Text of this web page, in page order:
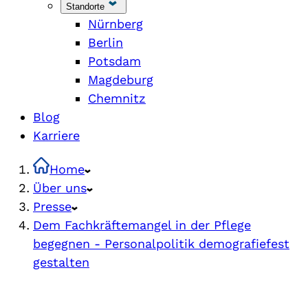
Standorte
Nürnberg
Berlin
Potsdam
Magdeburg
Chemnitz
Blog
Karriere
Home
Über uns
Presse
Dem Fachkräftemangel in der Pflege
begegnen - Personalpolitik demografiefest
gestalten